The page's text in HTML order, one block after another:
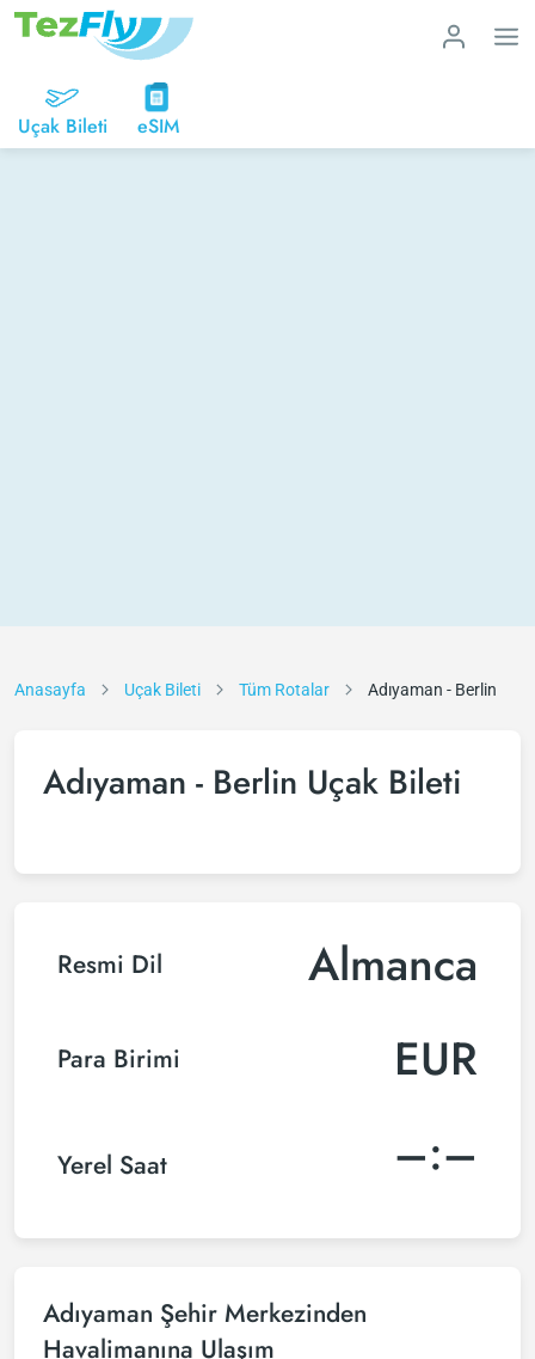
Uçak Bileti eSIM
Anasayfa Uçak Bileti Tüm Rotalar Adıyaman - Berlin
Adıyaman - Berlin Uçak Bileti
Resmi Dil Almanca
Para Birimi EUR
Yerel Saat –:–
Adıyaman Şehir Merkezinden
Havalimanına Ulaşım